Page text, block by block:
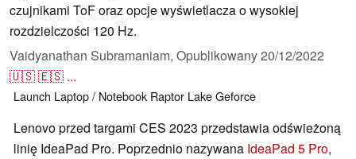
czujnikami ToF oraz opcje wyświetlacza o wysokiej
rozdzielczości 120 Hz.
Vaidyanathan Subramaniam, Opublikowany20/12/2022
🇺🇸🇪🇸 ...
Launch Laptop / Notebook Raptor LakeGeforce
Lenovo przed targami CES 2023 przedstawia odświeżoną
linię IdeaPad Pro. Poprzednio nazywana IdeaPad 5 Pro,